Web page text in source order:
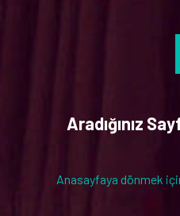
Aradığınız
Anasayfaya dönmek